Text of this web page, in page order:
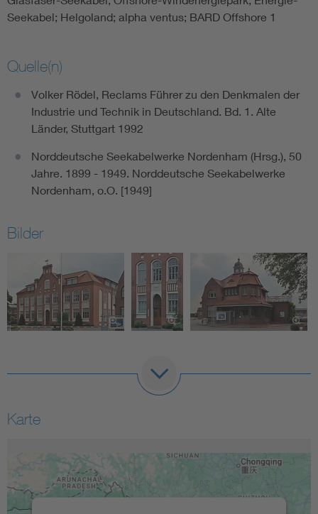
Seekabel; Helgoland; alpha ventus; BARD Offshore 1
Quelle(n)
Volker Rödel, Reclams Führer zu den Denkmalen der
Industrie und Technik in Deutschland. Bd. 1. Alte
Länder, Stuttgart 1992
Norddeutsche Seekabelwerke Nordenham (Hrsg.), 50
Jahre. 1899 - 1949. Norddeutsche Seekabelwerke
Nordenham, o.O. [1949]
Bilder
Karte